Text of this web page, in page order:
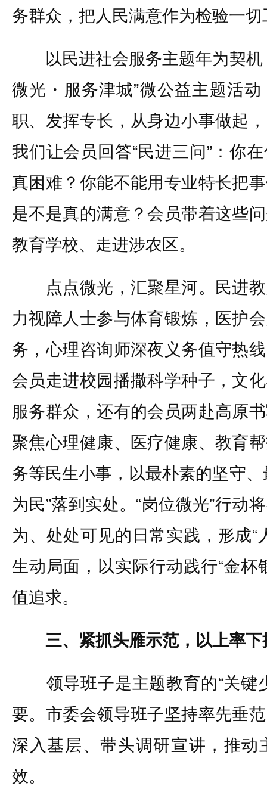
务群众，把人民满意作为检验一
以民进社会服务主题年为契机
微光・服务津城”微公益主题活
职、发挥专长，从身边小事做起
我们让会员回答“民进三问”：你
真困难？你能不能用专业特长把
是不是真的满意？会员带着这些
教育学校、走进涉农区。
点点微光，汇聚星河。民进教
力视障人士参与体育锻炼，医护
务，心理咨询师深夜义务值守热
会员走进校园播撒科学种子，文
服务群众，还有的会员两赴高原
聚焦心理健康、医疗健康、教育
务等民生小事，以最朴素的坚守
为民”落到实处。“岗位微光”行动
为、处处可见的日常实践，形成“
生动局面，以实际行动践行“金杯
值追求。
三、紧抓头雁示范，以上率
领导班子是主题教育的“关键
要。市委会领导班子坚持率先垂
深入基层、带头调研宣讲，推动
效。